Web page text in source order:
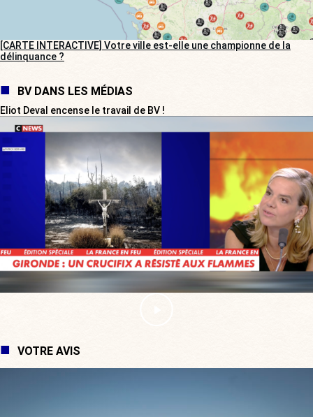
[CARTE INTERACTIVE] Votre ville est-elle une championne de la
délinquance ?
BV DANS LES MÉDIAS
Eliot Deval encense le travail de BV !
VOTRE AVIS